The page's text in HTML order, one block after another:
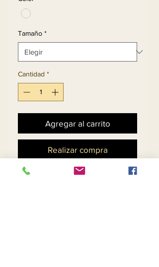
Tamaño *
Cantidad *
Agregar al carrito
Realizar compra